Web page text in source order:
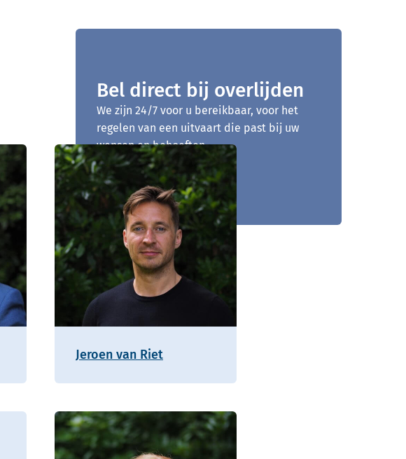
Bel direct bij overlijden
We zijn 24/7 voor u bereikbaar, voor het
regelen van een uitvaart die past bij uw
wensen en behoeften.
0492 - 729 246
Jeroen van Riet